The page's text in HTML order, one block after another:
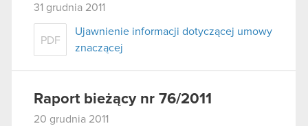
31 grudnia 2011
PDF
Ujawnienie informacji dotyczącej umowy
znaczącej
Raport bieżący nr 76/2011
20 grudnia 2011